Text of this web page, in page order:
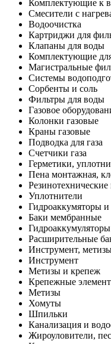
Комплектующие к
Смесители с
Водоочистка
Картриджи для
Клапаны для воды
Комплектующие
Магистральные
Системы
Сорбенты и соль
Фильтры для воды
Газовое
Колонки газовые
Краны газовые
Подводка для газа
Счетчики газа
Герметики,
Пена монтажная,
Резинотехнические
Уплотнители
Гидроаккумяторы
Баки мембранные
Гидроаккумуляторы
Расширительные
Инструмент,
Инструмент
Метизы и крепеж
Крепежные
Метизы
Хомуты
Шпильки
Канализация и
Жироуловители,